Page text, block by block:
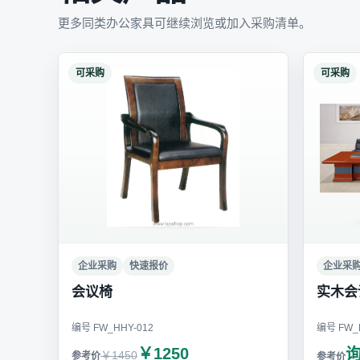
更多同类办公家具可继续浏览或加入采购清单。
可采购
企业采购 快速报价
会议椅
编号 FW_HHY-012
￥1450 ￥1250
可采购
企业采
实木
编号